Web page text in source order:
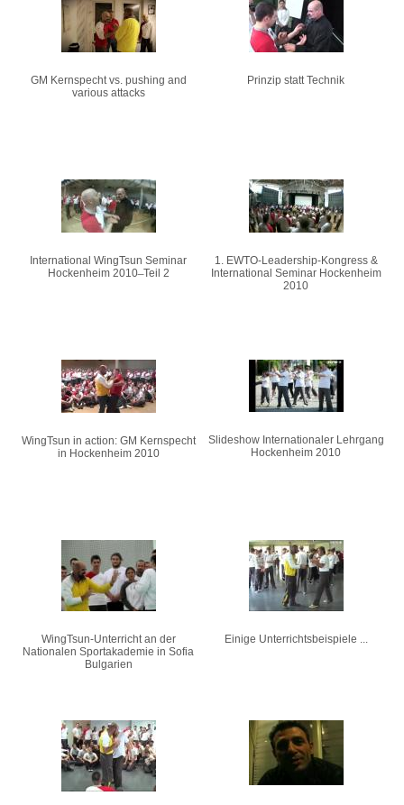
GM Kernspecht vs. pushing and
various attacks
Prinzip statt Technik
International WingTsun Seminar
Hockenheim 2010 ̶ Teil 2
1. EWTO-Leadership-Kongress &
International Seminar Hockenheim
2010
WingTsun in action: GM Kernspecht
in Hockenheim 2010
Slideshow Internationaler Lehrgang
Hockenheim 2010
WingTsun-Unterricht an der
Nationalen Sportakademie in Sofia
Bulgarien
Einige Unterrichtsbeispiele ...
Seiten